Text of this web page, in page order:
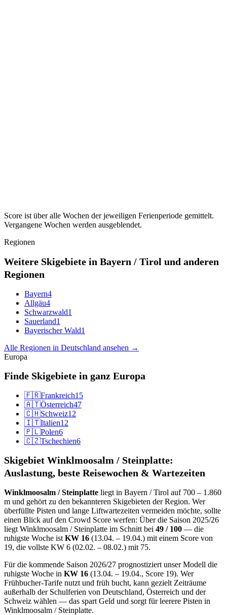
Score ist über alle Wochen der jeweiligen Ferienperiode gemittelt.
Vergangene Wochen werden ausgeblendet.
Regionen
Weitere Skigebiete in Bayern / Tirol und anderen
Regionen
Bayern4
Allgäu4
Schwarzwald1
Sauerland1
Bayerischer Wald1
Alle Regionen in Deutschland ansehen →
Europa
Finde Skigebiete in ganz Europa
🇫🇷Frankreich15
🇦🇹Österreich47
🇨🇭Schweiz12
🇮🇹Italien12
🇵🇱Polen6
🇨🇿Tschechien6
Skigebiet Winklmoosalm / Steinplatte:
Auslastung, beste Reisewochen & Wartezeiten
Winklmoosalm / Steinplatte liegt in Bayern / Tirol auf 700 – 1.860
m und gehört zu den bekannteren Skigebieten der Region. Wer
überfüllte Pisten und lange Liftwartezeiten vermeiden möchte, sollte
einen Blick auf den Crowd Score werfen: Über die Saison 2025/26
liegt Winklmoosalm / Steinplatte im Schnitt bei 49 / 100 — die
ruhigste Woche ist KW 16 (13.04. – 19.04.) mit einem Score von
19, die vollste KW 6 (02.02. – 08.02.) mit 75.
Für die kommende Saison 2026/27 prognostiziert unser Modell die
ruhigste Woche in KW 16 (13.04. – 19.04., Score 19). Wer
Frühbucher-Tarife nutzt und früh bucht, kann gezielt Zeiträume
außerhalb der Schulferien von Deutschland, Österreich und der
Schweiz wählen — das spart Geld und sorgt für leerere Pisten in
Winklmoosalm / Steinplatte.